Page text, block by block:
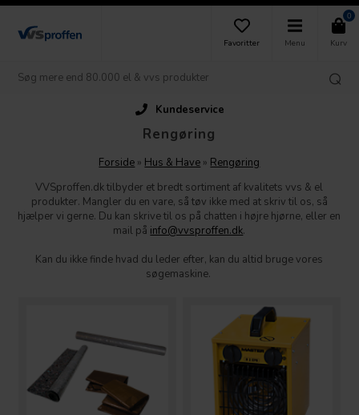
Favoritter Menu
0
Kurv
Kundeservice
Rengøring
Forside » Hus & Have » Rengøring
VVSproffen.dk tilbyder et bredt sortiment af kvalitets vvs & el
produkter. Mangler du en vare, så tøv ikke med at skriv til os, så
hjælper vi gerne. Du kan skrive til os på chatten i højre hjørne, eller en
mail på info@vvsproffen.dk.
Kan du ikke finde hvad du leder efter, kan du altid bruge vores
søgemaskine.